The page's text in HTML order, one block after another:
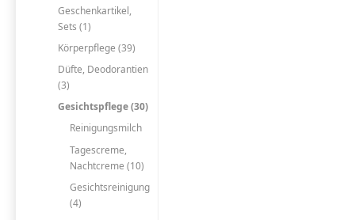
Geschenkartikel,
Sets (1)
Körperpflege (39)
Düfte, Deodorantien
(3)
Gesichtspflege (30)
Reinigungsmilch
Tagescreme,
Nachtcreme (10)
Gesichtsreinigung
(4)